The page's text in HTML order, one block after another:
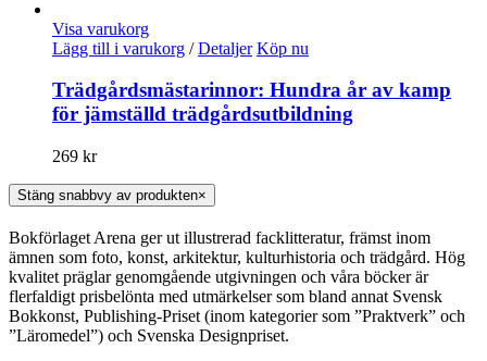
Visa varukorg
Lägg till i varukorg / Detaljer Köp nu
Trädgårdsmästarinnor: Hundra år av kamp
för jämställd trädgårdsutbildning
269 kr
Stäng snabbvy av produkten×
Bokförlaget Arena ger ut illustrerad facklitteratur, främst inom
ämnen som foto, konst, arkitektur, kulturhistoria och trädgård. Hög
kvalitet präglar genomgående utgivningen och våra böcker är
flerfaldigt prisbelönta med utmärkelser som bland annat Svensk
Bokkonst, Publishing-Priset (inom kategorier som ”Praktverk” och
”Läromedel”) och Svenska Designpriset.